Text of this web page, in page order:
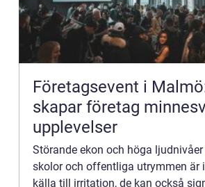
Företagsevent i
skapar företag
upplevelser
Störande ekon och höga
skolor och offentliga utrymmen är
källa till irritation, de kan också